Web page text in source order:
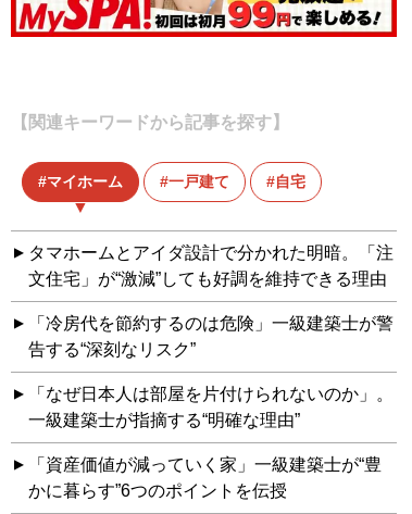
【関連キーワードから記事を探す】
マイホーム 一戸建て 自宅
タマホームとアイダ設計で分かれた明暗。「注
文住宅」が“激減”しても好調を維持できる理由
「冷房代を節約するのは危険」一級建築士が警
告する“深刻なリスク”
「なぜ日本人は部屋を片付けられないのか」。
一級建築士が指摘する“明確な理由”
「資産価値が減っていく家」一級建築士が“豊
かに暮らす”6つのポイントを伝授